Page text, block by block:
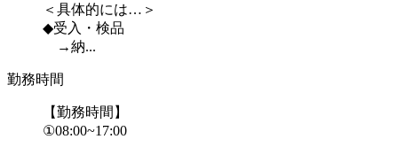
＜具体的には…＞
◆受入・検品
→納...
勤務時間
【勤務時間】
①08:00~17:00